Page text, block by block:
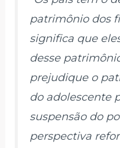
patrimônio dos
significa que
desse
prejudique o
do adolescente
suspensão do
perspectiva